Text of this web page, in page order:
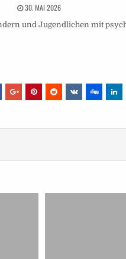
30. MAI 2026
und Jugendlichen mit